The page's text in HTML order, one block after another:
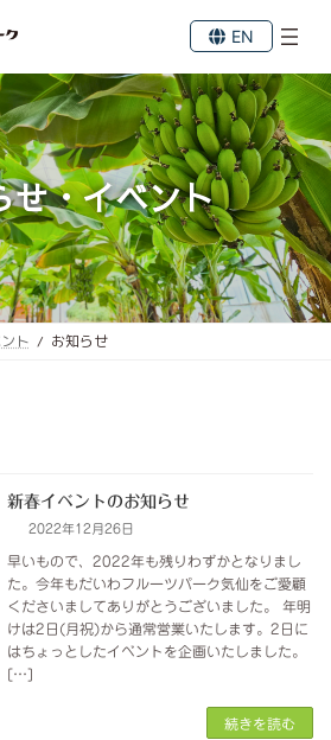
EN
せ・イベント
ト お知らせ
新春イベントのお知らせ
2022年12月26日
早いもので、2022年も残りわずかとなりまし
た。今年もだいわフルーツパーク気仙をご愛顧
くださいましてありがとうございました。 年明
けは2日(月祝)から通常営業いたします。2日に
はちょっとしたイベントを企画いたしました。
[…]
続きを読む